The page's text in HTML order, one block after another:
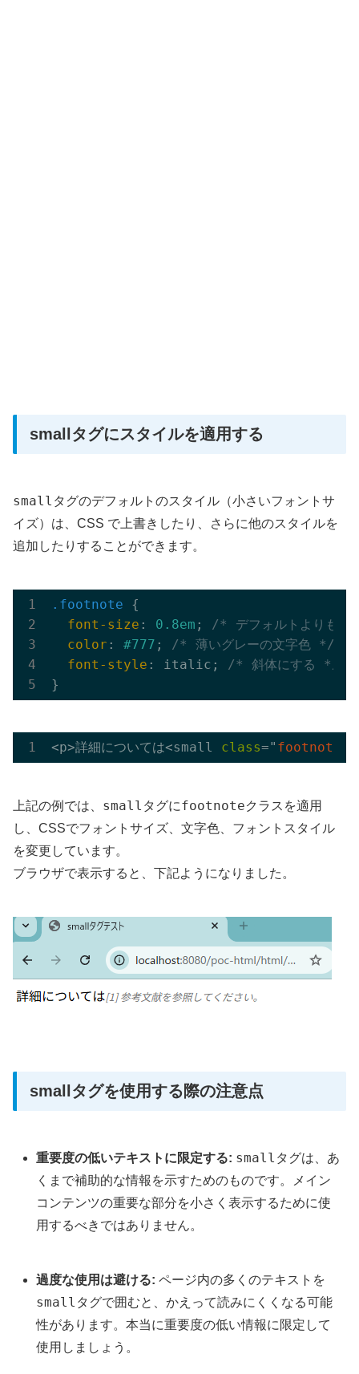
smallタグにスタイルを適用する
small タグのデフォルトのスタイル（小さいフォントサ
イズ）は、CSS で上書きしたり、さらに他のスタイルを
追加したりすることができます。
.footnote {
font-size : 0.8em ; /* デフォルトよりもさ
color : #777 ; /* 薄いグレーの文字色 */
font-style : italic; /* 斜体にする */
<p>詳細については<small class=" footnote
上記の例では、 small タグにfootnoteクラスを適用
し、CSSでフォントサイズ、文字色、フォントスタイル
を変更しています。
ブラウザで表示すると、下記ようになりました。
smallタグを使用する際の注意点
重要度の低いテキストに限定する: small タグは、あ
くまで補助的な情報を示すためのものです。メイン
コンテンツの重要な部分を小さく表示するために使
用するべきではありません。
過度な使用は避ける: ページ内の多くのテキストを
small タグで囲むと、かえって読みにくくなる可能
性があります。本当に重要度の低い情報に限定して
使用しましょう。